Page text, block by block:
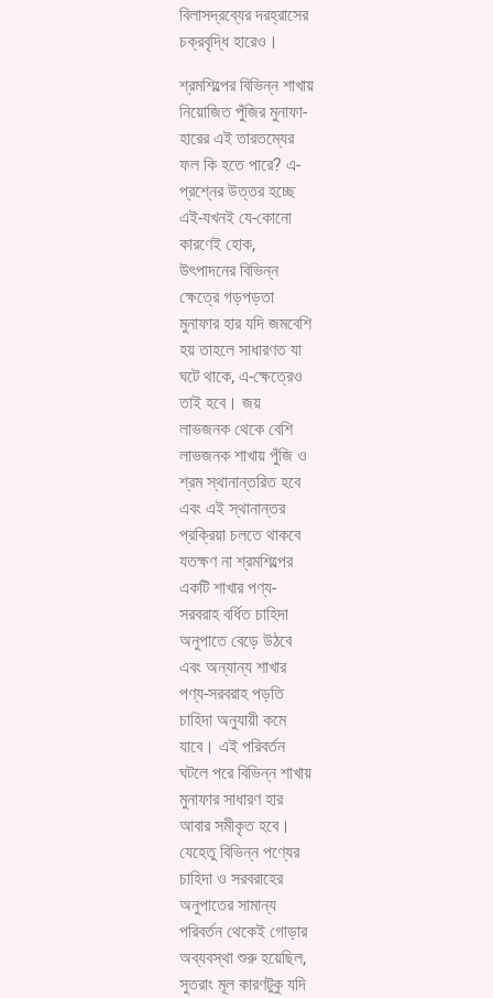
বিলাসদ্রব্যের দরহ্রাসের
চক্রবৃদ্ধি হারেও।
শ্রমশিল্পের বিভিন্ন শাখায়
নিয়োজিত পুঁজির মুনাফা-
হারের এই তারতম্যের
ফল কি হতে পারে? এ-
প্রশ্নের উত্তর হচ্ছে
এই-যখনই যে-কোনো
কারণেই হোক,
উৎপাদনের বিভিন্ন
ক্ষেত্রে গড়পড়তা
মুনাফার হার যদি জমবেশি
হয় তাহলে সাধারণত যা
ঘটে থাকে, এ-ক্ষেত্রেও
তাই হবে। জয়
লাভজনক থেকে বেশি
লাভজনক শাখায় পুঁজি ও
শ্রম স্থানান্তরিত হবে
এবং এই স্থানান্তর
প্রক্রিয়া চলতে থাকবে
যতক্ষণ না শ্রমশিল্পের
একটি শাখার পণ্য-
সরবরাহ বর্ধিত চাহিদা
অনুপাতে বেড়ে উঠবে
এবং অন্যান্য শাখার
পণ্য-সরবরাহ পড়তি
চাহিদা অনুযায়ী কমে
যাবে। এই পরিবর্তন
ঘটলে পরে বিভিন্ন শাখায়
মুনাফার সাধারণ হার
আবার সমীকৃত হবে।
যেহেতু বিভিন্ন পণ্যের
চাহিদা ও সরবরাহের
অনুপাতের সামান্য
পরিবর্তন থেকেই গোড়ার
অব্যবস্থা শুরু হয়েছিল,
সুতরাং মূল কারণটুকু যদি